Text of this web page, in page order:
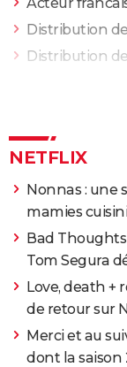
Distribution
Distribution
La chronique
streaming...
Des vivants :
NETFLIX
Nonnas : une
mamies
Bad
Tom Segura
Love, death +
de retour sur
Merci et au
dont la saison